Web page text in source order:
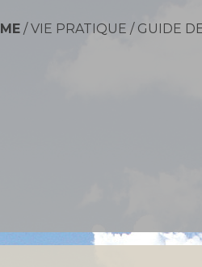
/VIE PRATIQUE / GUIDE